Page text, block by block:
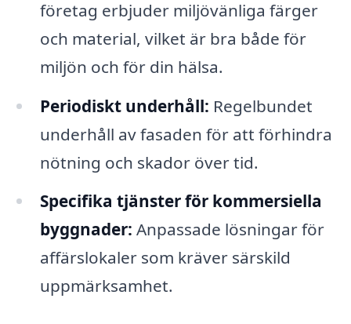
företag erbjuder miljövänliga färger
och material, vilket är bra både för
miljön och för din hälsa.
Periodiskt underhåll: Regelbundet
underhåll av fasaden för att förhindra
nötning och skador över tid.
Specifika tjänster för kommersiella
byggnader: Anpassade lösningar för
affärslokaler som kräver särskild
uppmärksamhet.